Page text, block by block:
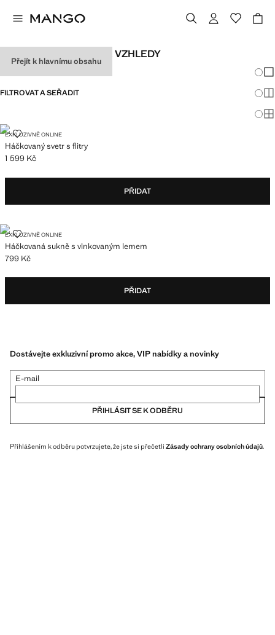
Přejít k hlavnímu obsahu
DÁMSKÉ FESTIVALOVÉ VZHLEDY
FILTROVAT A SEŘADIT
EXKLUZIVNĚ ONLINE
Háčkovaný svetr s flitry
HÁČKOVANÝ SVETR S FLITRY
Aktuální cena [1 599 Kč ]
1 599 Kč
PŘIDAT
EXKLUZIVNĚ ONLINE
Háčkovaná sukně s vlnkovaným lemem
HÁČKOVANÁ SUKNĚ S VLNKOVANÝM LEMEM
Aktuální cena [799 Kč ]
799 Kč
PŘIDAT
Dostávejte exkluzivní promo akce, VIP nabídky a novinky
E-mail
PŘIHLÁSIT SE K ODBĚRU
Přihlášením k odběru potvrzujete, že jste si přečetli Zásady ochrany osobních údajů.